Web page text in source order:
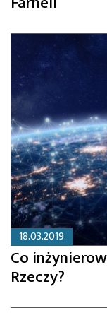
18.03.2019
Co
Rzeczy?